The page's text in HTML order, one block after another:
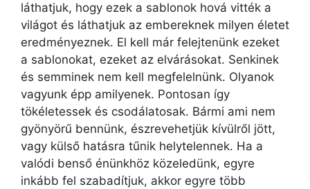
láthatjuk, hogy ezek a sablonok hová vitték a
világot és láthatjuk az embereknek milyen életet
eredményeznek. El kell már felejtenünk ezeket
a sablonokat, ezeket az elvárásokat. Senkinek
és semminek nem kell megfelelnünk. Olyanok
vagyunk épp amilyenek. Pontosan így
tökéletessek és csodálatosak. Bármi ami nem
gyönyörű bennünk, észrevehetjük kívülről jött,
vagy külső hatásra tűnik helytelennek. Ha a
valódi benső énünkhöz közeledünk, egyre
inkább fel szabadítjuk, akkor egyre több